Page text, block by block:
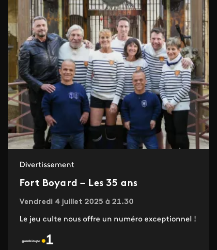
Divertissement
Fort Boyard – Les 35 ans
Vendredi 4 juillet 2025 à 21.30
Le jeu culte nous offre un numéro exceptionnel !